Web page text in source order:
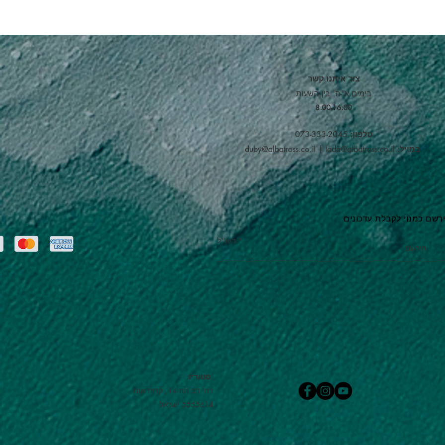
צור איתנו קשר
בימים א'-ה' בין השעות
8:00-16:00​
טלפון:073-333-2045
במייל:
duby@albatross.co.il | lada@albatross.co.il
כמנוי לקבלת עדכונים
דוא''ל
הירשם
רח' דב הוז 14, קרית אונו
5555614 ישראל